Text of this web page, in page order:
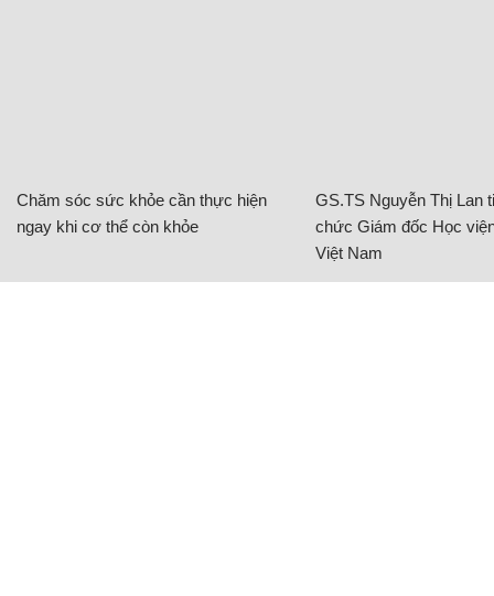
Chăm sóc sức khỏe cần thực hiện
ngay khi cơ thể còn khỏe
GS.TS Nguyễn Thị Lan
chức Giám đốc Học
Việt Nam